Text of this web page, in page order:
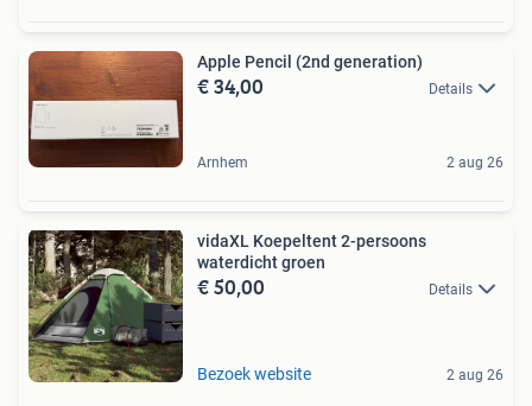
Apple Pencil (2nd generation)
€ 34,00 Details
Arnhem 2 aug 26
vidaXL Koepeltent 2-persoons
waterdicht groen
€ 50,00 Details
Bezoek website 2 aug 26